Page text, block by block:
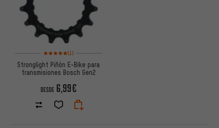
Valoración media: 5 de 5 basada en 1 reseñas
(1)
Stronglight Piñón E-Bike para
transmisiones Bosch Gen2
DESDE 6,99€